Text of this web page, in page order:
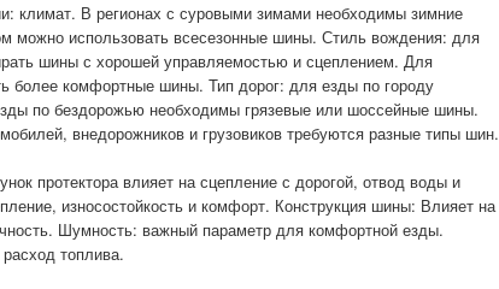
климат. В регионах с суровыми зимами необходимы зимние
можно использовать всесезонные шины. Стиль вождения: для
шины с хорошей управляемостью и сцеплением. Для
более комфортные шины. Тип дорог: для езды по городу
по бездорожью необходимы грязевые или шоссейные шины.
внедорожников и грузовиков требуются разные типы шин.
протектора влияет на сцепление с дорогой, отвод воды и
износостойкость и комфорт. Конструкция шины: Влияет на
Шумность: важный параметр для комфортной езды.
топлива.